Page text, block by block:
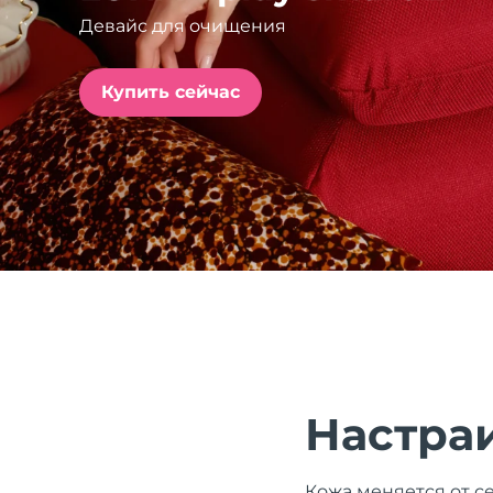
Девайс для очищения
Купить сейчас
issa™ Teeth Whitening Set
FAQ™ Dual LED Panel
ПОДАРКИ И НАБОРЫ